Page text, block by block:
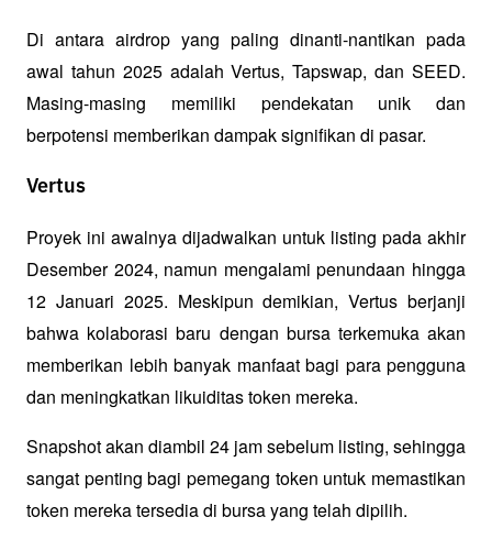
Di antara airdrop yang paling dinanti-nantikan pada
awal tahun 2025 adalah Vertus, Tapswap, dan SEED.
Masing-masing memiliki pendekatan unik dan
berpotensi memberikan dampak signifikan di pasar.
Vertus
Proyek ini awalnya dijadwalkan untuk listing pada akhir
Desember 2024, namun mengalami penundaan hingga
12 Januari 2025. Meskipun demikian, Vertus berjanji
bahwa kolaborasi baru dengan bursa terkemuka akan
memberikan lebih banyak manfaat bagi para pengguna
dan meningkatkan likuiditas token mereka.
Snapshot akan diambil 24 jam sebelum listing, sehingga
sangat penting bagi pemegang token untuk memastikan
token mereka tersedia di bursa yang telah dipilih.